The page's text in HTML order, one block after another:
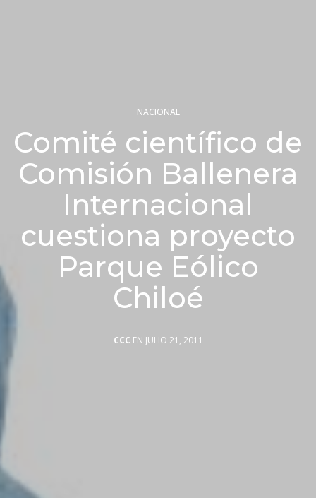
NACIONAL
Comité científico de
Comisión Ballenera
Internacional
cuestiona proyecto
Parque Eólico
Chiloé
CCC EN JULIO 21, 2011